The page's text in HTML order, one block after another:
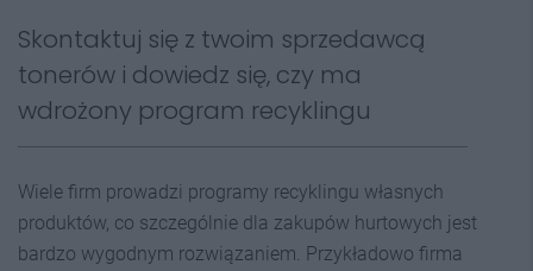
Skontaktuj się z twoim sprzedawcą
tonerów i dowiedz się, czy ma
wdrożony program recyklingu
Wiele firm prowadzi programy recyklingu własnych
produktów, co szczególnie dla zakupów hurtowych jest
bardzo wygodnym rozwiązaniem. Przykładowo firma